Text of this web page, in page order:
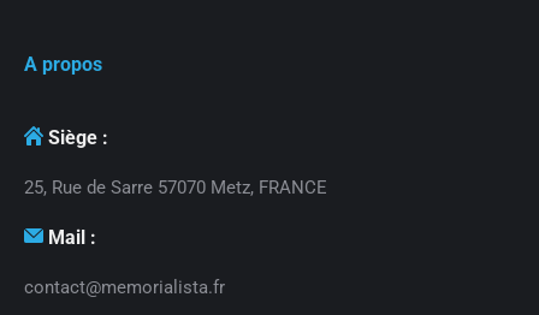
A propos
Siège :
25, Rue de Sarre 57070 Metz, FRANCE
Mail :
contact@memorialista.fr